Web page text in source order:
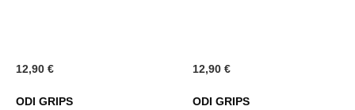
12,90 €
ODI GRIPS
12,90 €
ODI GRIPS